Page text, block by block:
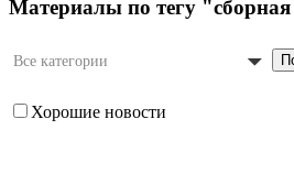
Материалы по тегу "сборная
Все категории
Хорошие новости